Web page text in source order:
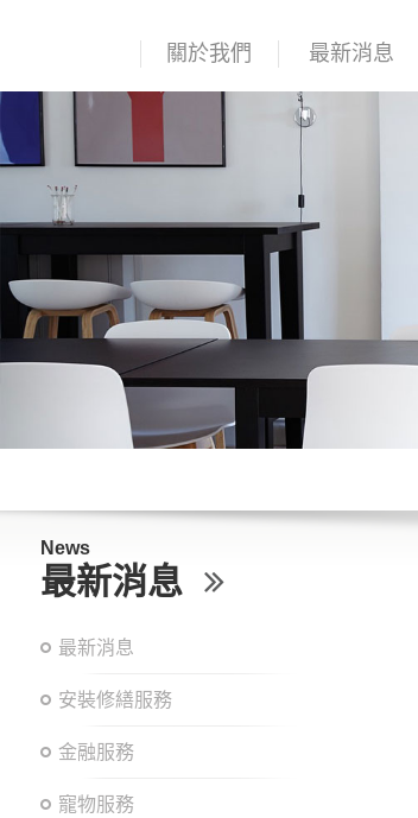
關於我們 最新消息
News
最新消息
最新消息
安裝修繕服務
金融服務
寵物服務